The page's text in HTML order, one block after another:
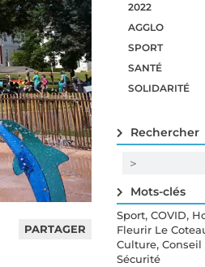
PARTAGER
2022
AGGLO
SPORT
SANTÉ
SOLIDARITÉ
Rechercher
Mots-clés
Sport, COVID,
Fleurir Le
Culture,
Sécurité